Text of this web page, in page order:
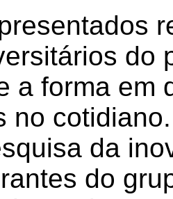
do
a forma em
no
da
do